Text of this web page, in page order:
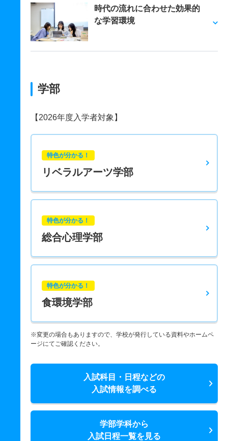
時代の流れに合わせた効果的
な学習環境
学部
【2026年度入学者対象】
特色が分かる！
リベラルアーツ学部
特色が分かる！
総合心理学部
特色が分かる！
食環境学部
※変更の場合もありますので、学校が発行している資料やホームペ
ージにてご確認ください。
入試科目・日程などの
入試情報を調べる
学部学科から
入試日程一覧を見る